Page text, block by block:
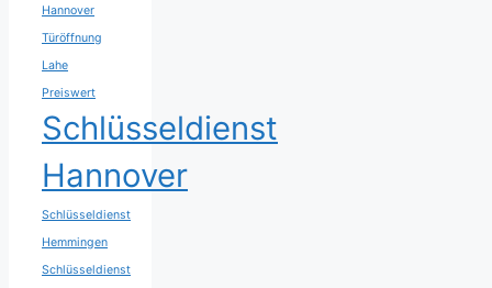
Hannover
Türöffnung
Lahe
Preiswert
Schlüsseldienst
Hannover
Schlüsseldienst
Hemmingen
Schlüsseldienst